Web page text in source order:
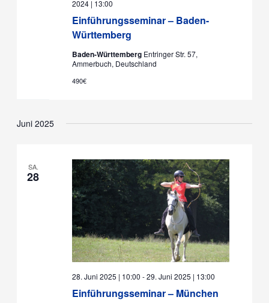
Einführungsseminar – Baden-
Württemberg
2024 | 13:00
Baden-Württemberg Entringer Str. 57,
Ammerbuch, Deutschland
490€
Juni 2025
SA.
28
Einführungsseminar – München
28. Juni 2025 | 10:00 -29. Juni 2025 | 13:00